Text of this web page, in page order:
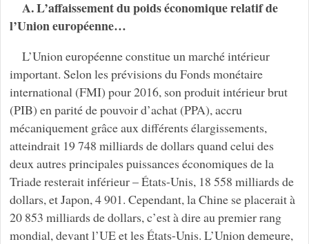
A. L’affaissement du poids économique relatif de
l’Union européenne…
L’Union européenne constitue un marché intérieur
important. Selon les prévisions du Fonds monétaire
international (FMI) pour 2016, son produit intérieur brut
(PIB) en parité de pouvoir d’achat (PPA), accru
mécaniquement grâce aux différents élargissements,
atteindrait 19 748 milliards de dollars quand celui des
deux autres principales puissances économiques de la
Triade resterait inférieur – États-Unis, 18 558 milliards de
dollars, et Japon, 4 901. Cependant, la Chine se placerait à
20 853 milliards de dollars, c’est à dire au premier rang
mondial, devant l’UE et les États-Unis. L’Union demeure,